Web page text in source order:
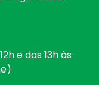
e das 13h às